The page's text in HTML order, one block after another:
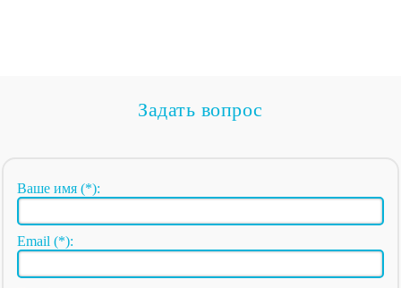
Задать вопрос
Ваше имя (*):
Email (*):